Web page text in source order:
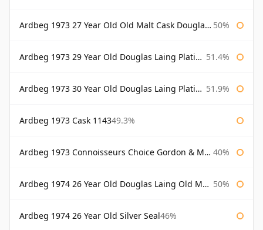
Ardbeg 1973 27 Year Old Old Malt Cask Douglas Laing 50%
Ardbeg 1973 29 Year Old Douglas Laing Platinum Selection 51.4%
Ardbeg 1973 30 Year Old Douglas Laing Platinum Selection 51.9%
Ardbeg 1973 Cask 114349.3%
Ardbeg 1973 Connoisseurs Choice Gordon & Macphail 40%
Ardbeg 1974 26 Year Old Douglas Laing Old Malt Cask 50%
Ardbeg 1974 26 Year Old Silver Seal46%